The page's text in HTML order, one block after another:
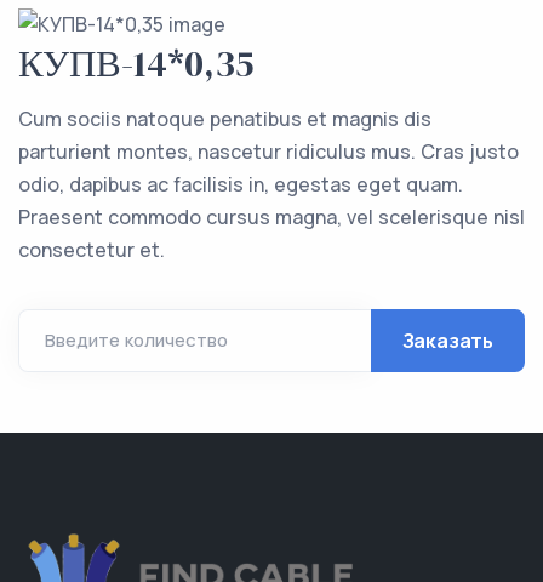
КУПВ-14*0,35
Cum sociis natoque penatibus et magnis dis
parturient montes, nascetur ridiculus mus. Cras justo
odio, dapibus ac facilisis in, egestas eget quam.
Praesent commodo cursus magna, vel scelerisque nisl
consectetur et.
Введите количество Заказать